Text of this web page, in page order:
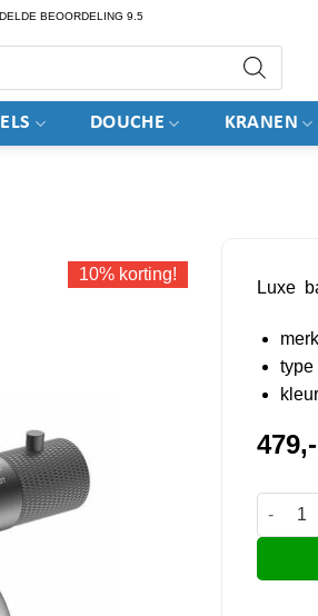
BEOORDELING 9.5
DOUCHE KRANEN
10% korting!
Luxe
merk
type
479,-